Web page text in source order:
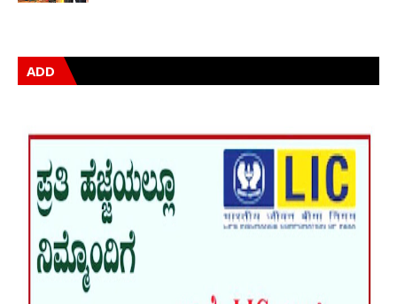
ADD